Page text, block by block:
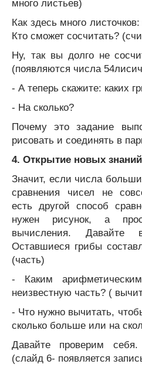
много листьев)
Как здесь много
Кто сможет сосчитать?
Ну, так вы долго не
(появляются числа
- А теперь скажите: каких
- На сколько?
Почему это задание
рисовать и соединять в
4. Открытие новых
Значит, если числа
сравнения чисел не
есть другой способ
нужен рисунок, а
вычисления. Давайте
Оставшиеся грибы
(часть)
- Каким
неизвестную часть? (
- Что нужно вычитать,
сколько больше или на
Давайте проверим
(слайд 6- появляется